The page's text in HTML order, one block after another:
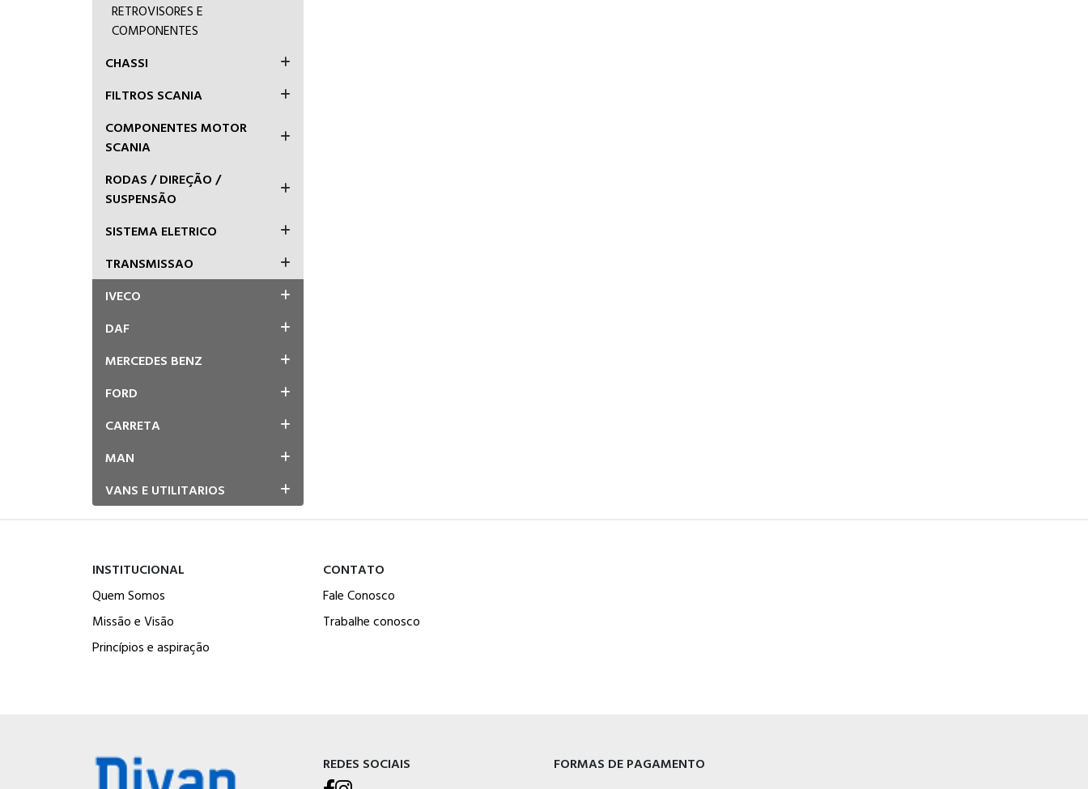
RETROVISORES E
COMPONENTES
CHASSI
FILTROS SCANIA
COMPONENTES MOTOR
SCANIA
RODAS / DIREÇÃO /
SUSPENSÃO
SISTEMA ELETRICO
TRANSMISSAO
IVECO
DAF
MERCEDES BENZ
FORD
CARRETA
MAN
VANS E UTILITARIOS
INSTITUCIONAL
Quem Somos
Missão e Visão
Princípios e aspiração
CONTATO
Fale Conosco
Trabalhe conosco
REDES SOCIAIS FORMAS DE PAGAMENTO